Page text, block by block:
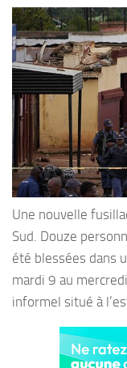
Une nouvelle
Sud. Douze
été blessées dans
mardi 9 au
informel situé à